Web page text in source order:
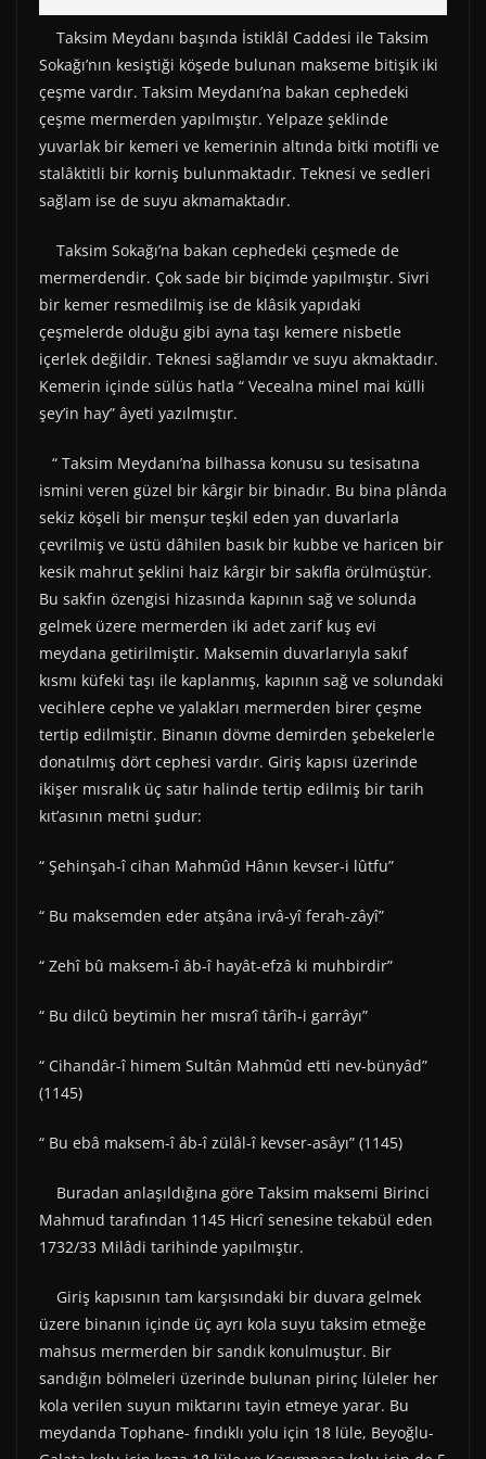
Taksim Meydanı başında İstiklâl Caddesi ile Taksim
Sokağı’nın kesiştiği köşede bulunan makseme bitişik iki
çeşme vardır. Taksim Meydanı’na bakan cephedeki
çeşme mermerden yapılmıştır. Yelpaze şeklinde
yuvarlak bir kemeri ve kemerinin altında bitki motifli ve
stalâktitli bir korniş bulunmaktadır. Teknesi ve sedleri
sağlam ise de suyu akmamaktadır.
Taksim Sokağı’na bakan cephedeki çeşmede de
mermerdendir. Çok sade bir biçimde yapılmıştır. Sivri
bir kemer resmedilmiş ise de klâsik yapıdaki
çeşmelerde olduğu gibi ayna taşı kemere nisbetle
içerlek değildir. Teknesi sağlamdır ve suyu akmaktadır.
Kemerin içinde sülüs hatla “ Vecealna minel mai külli
şey’in hay” âyeti yazılmıştır.
“ Taksim Meydanı’na bilhassa konusu su tesisatına
ismini veren güzel bir kârgir bir binadır. Bu bina plânda
sekiz köşeli bir menşur teşkil eden yan duvarlarla
çevrilmiş ve üstü dâhilen basık bir kubbe ve haricen bir
kesik mahrut şeklini haiz kârgir bir sakıfla örülmüştür.
Bu sakfın özengisi hizasında kapının sağ ve solunda
gelmek üzere mermerden iki adet zarif kuş evi
meydana getirilmiştir. Maksemin duvarlarıyla sakıf
kısmı küfeki taşı ile kaplanmış, kapının sağ ve solundaki
vecihlere cephe ve yalakları mermerden birer çeşme
tertip edilmiştir. Binanın dövme demirden şebekelerle
donatılmış dört cephesi vardır. Giriş kapısı üzerinde
ikişer mısralık üç satır halinde tertip edilmiş bir tarih
kıt’asının metni şudur:
“ Şehinşah-î cihan Mahmûd Hânın kevser-i lûtfu”
“ Bu maksemden eder atşâna irvâ-yî ferah-zâyî”
“ Zehî bû maksem-î âb-î hayât-efzâ ki muhbirdir”
“ Bu dilcû beytimin her mısra’î târîh-i garrâyı”
“ Cihandâr-î himem Sultân Mahmûd etti nev-bünyâd”
(1145)
“ Bu ebâ maksem-î âb-î zülâl-î kevser-asâyı” (1145)
Buradan anlaşıldığına göre Taksim maksemi Birinci
Mahmud tarafından 1145 Hicrî senesine tekabül eden
1732/33 Milâdi tarihinde yapılmıştır.
Giriş kapısının tam karşısındaki bir duvara gelmek
üzere binanın içinde üç ayrı kola suyu taksim etmeğe
mahsus mermerden bir sandık konulmuştur. Bir
sandığın bölmeleri üzerinde bulunan pirinç lüleler her
kola verilen suyun miktarını tayin etmeye yarar. Bu
meydanda Tophane- fındıklı yolu için 18 lüle, Beyoğlu-